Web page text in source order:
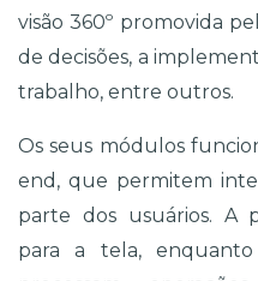
visão 360º promovida
de decisões, a
trabalho, entre outros.
Os seus módulos
end, que permitem
parte dos usuários. A
para a tela,